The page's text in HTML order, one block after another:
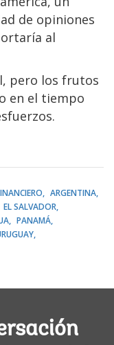
de opiniones
al
pero los frutos
en el tiempo
ARGENTINA
EL SALVADOR
PANAMÁ